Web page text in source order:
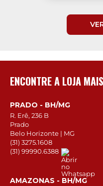
ENCONTRE A LOJA
PRADO - BH/MG
R. Erê, 236 B
Prado
Belo Horizonte | MG
(31) 3275.1608
(31) 99990.6388
AMAZONAS - BH/MG